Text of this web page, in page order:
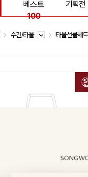
베스트
100
기획전
수건/타올 타올선물세